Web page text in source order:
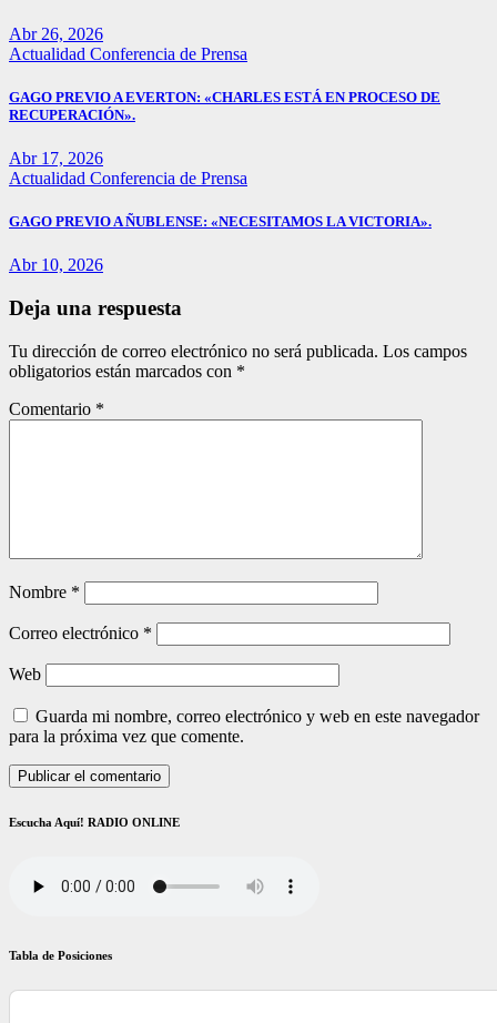
Abr 26, 2026
Actualidad Conferencia de Prensa
GAGO PREVIO A EVERTON: «CHARLES ESTÁ EN PROCESO DE
RECUPERACIÓN».
Abr 17, 2026
Actualidad Conferencia de Prensa
GAGO PREVIO A ÑUBLENSE: «NECESITAMOS LA VICTORIA».
Abr 10, 2026
Deja una respuesta
Tu dirección de correo electrónico no será publicada. Los campos
obligatorios están marcados con *
Comentario *
Nombre *
Correo electrónico *
Web
Guarda mi nombre, correo electrónico y web en este navegador
para la próxima vez que comente.
Escucha Aquí! RADIO ONLINE
Tabla de Posiciones